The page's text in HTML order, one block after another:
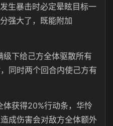
生暴击时必定晕眩目标一
强大了，既能附加
下给己方全体驱散所有
同时两个回合内使己方有
获得20%行动条，华怜
成伤害会对敌方全体额外